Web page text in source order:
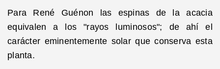
Para René Guénon las espinas de la acacia
equivalen a los "rayos luminosos"; de ahí el
carácter eminentemente solar que conserva esta
planta.